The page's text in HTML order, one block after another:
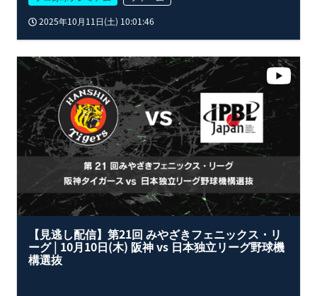
2025年10月11日(土) 10:01:46
【見逃し配信】第21回 みやざきフェニックス・リ
ーグ | 10月10日(木) 阪神 vs 日本独立リーグ野球機
構選抜